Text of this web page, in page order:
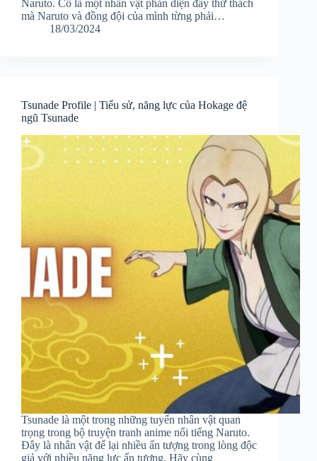
Naruto. Cô là một nhân vật phản diện đầy thử thách
mà Naruto và đồng đội của mình từng phải…
18/03/2024
Tsunade Profile | Tiểu sử, năng lực của Hokage đệ
ngũ Tsunade
Tsunade là một trong những tuyến nhân vật quan
trọng trong bộ truyện tranh anime nổi tiếng Naruto.
Đây là nhân vật để lại nhiều ấn tượng trong lòng độc
giả với nhiều năng lực ấn tượng. Hãy cùng